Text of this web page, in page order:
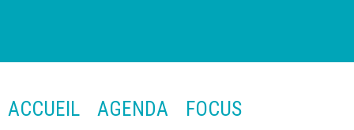
ACCUEIL AGENDA FOCUS